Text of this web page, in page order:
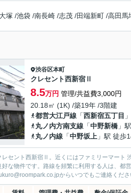
塚 /池袋 /南長崎 /志茂 /田端新町 /高田馬
渋谷区本町
クレセント西新宿Ⅱ
8.5万円 管理/共益費3,000円
20.18㎡ (1K) /築19年 /3階建
都営大江戸線 「西新宿五丁目
丸ノ内方南支線 「中野新橋 」
丸ノ内線 「中野坂上 」駅 徒歩
レセント西新宿Ⅱ。近くにはファミリーマート
な物件です。路線を頻繁に利用する人は、都
からいつでもご連絡くださ